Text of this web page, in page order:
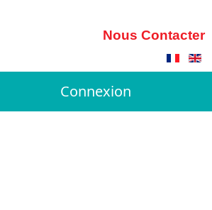
Nous Contacter
Connexion